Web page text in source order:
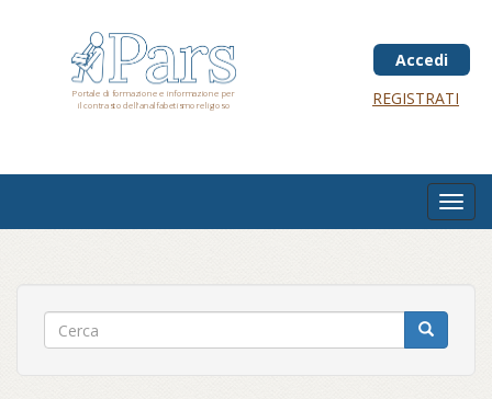
contenuto
Portale di formazione e informazione per
il contrasto dell'analfabetismo religioso
Accedi
REGISTRATI